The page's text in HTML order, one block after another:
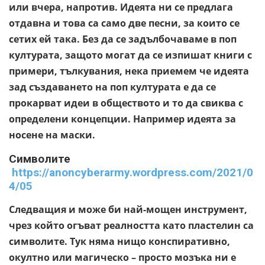
или вчера, напротив. Идеята ни се предлага
отдавна и това са само две песни, за които се
сетих ей така. Без да се задълбочаваме в поп
културата, защото могат да се изпишат книги с
примери, тълкувания, нека приемем че идеята
зад създаването на поп културата е да се
прокарват идеи в обществото и то да свиква с
определени концепции. Например идеята за
носене на маски.
Символите
https://anoncyberarmy.wordpress.com/2021/0
4/05
Следващия и може би най-мощен инструмент,
чрез който огъват реалността като пластелин са
символите. Тук няма нищо конспиративно,
окултно или магическо – просто мозъка ни е